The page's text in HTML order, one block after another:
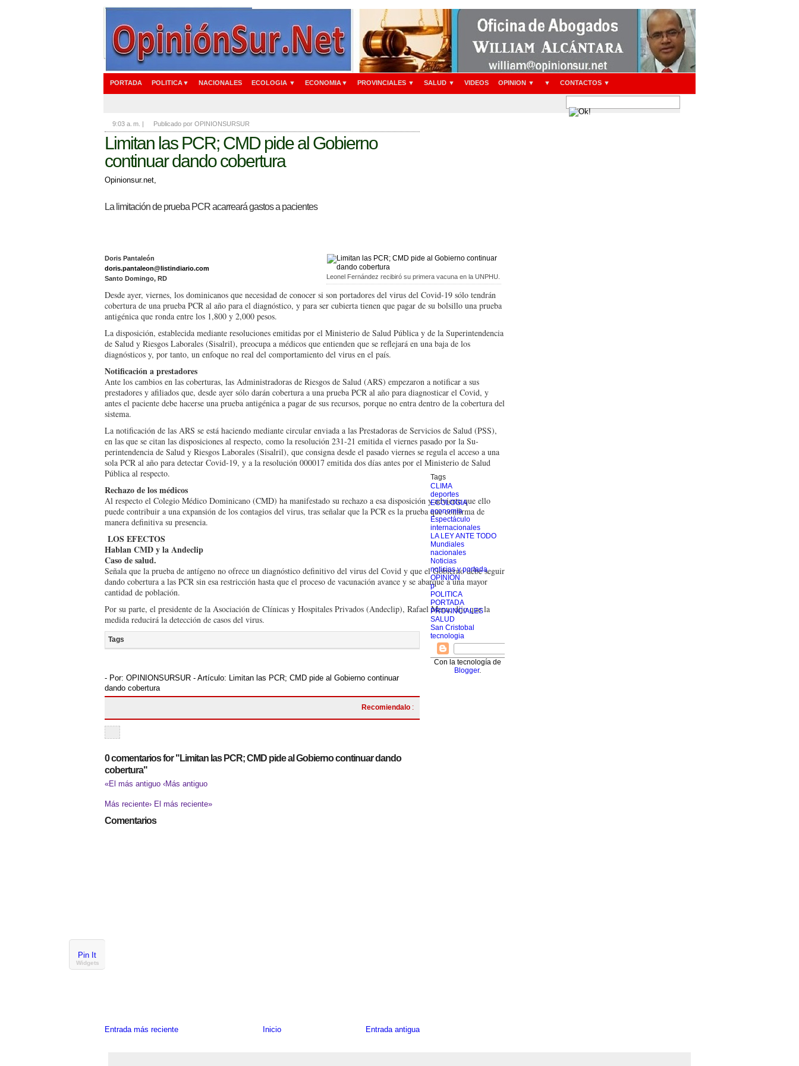
PORTADA POLITICA▼ NACIONALES ECOLOGIA ▼ ECONOMIA▼ PROVINCIALES ▼ SALUD ▼ VIDEOS OPINION ▼ ▼ CONTACTOS ▼
Pin It
Widgets
9:03 a. m. | Publicado por OPINIONSURSUR
Limitan las PCR; CMD pide al Gobierno
continuar dando cobertura
Opinionsur.net,
La limitación de prueba PCR acarreará gastos a pacientes
Leonel Fernández recibiró su primera vacuna en la UNPHU.
Doris Pantaleón
doris.pantaleon@listindiario.com
Santo Domingo, RD
Desde ayer, viernes, los do­minicanos que necesidad de conocer si son portado­res del virus del Covid-19 sólo tendrán
cobertura de una prueba PCR al año pa­ra el diagnóstico, y para ser cubierta tienen que pagar de su bolsillo una prueba
antigénica que ronda entre los 1,800 y 2,000 pesos.
La disposición, estableci­da mediante resoluciones emitidas por el Ministerio de Salud Pública y de la Su­perintendencia
de Salud y Riesgos Laborales (Sisalril), preocupa a médicos que en­tienden que se reflejará en una baja de los
diagnósti­cos y, por tanto, un enfoque no real del comportamiento del virus en el país.
Notificación a prestadores
Ante los cambios en las co­berturas, las Administra­doras de Riesgos de Salud (ARS) empezaron a notifi­car a sus
prestadores y afi­liados que, desde ayer sólo darán cobertura a una prue­ba PCR al año para diagnos­ticar el Covid, y
antes el paciente debe hacerse una prueba antigénica a pagar de sus recursos, porque no entra dentro de la cobertura del
sistema.
La notificación de las ARS se está haciendo me­diante circular enviada a las Prestadoras de Servi­cios de Salud (PSS),
en las que se citan las disposicio­nes al respecto, como la resolución 231-21 emitida el viernes pasado por la Su­
perintendencia de Salud y Riesgos Laborales (Sisalril), que consigna desde el pasa­do viernes se regula el ac­ceso a una
sola PCR al año para detectar Covid-19, y a la resolución 000017 emiti­da dos días antes por el Mi­nisterio de Salud
Pública al respecto.
Rechazo de los médicos
Al respecto el Colegio Mé­dico Dominicano (CMD) ha manifestado su rechazo a esa disposición y advierte que ello
puede contribuir a una expansión de los con­tagios del virus, tras seña­lar que la PCR es la prue­ba que confirma de
manera definitiva su presencia.
LOS EFECTOS
Hablan CMD y la Andeclip
Caso de salud.
Señala que la prueba de antígeno no ofrece un diagnóstico definitivo del virus del Covid y que el Gobierno debe seguir
dando cobertura a las PCR sin esa restricción hasta que el proceso de vacunación avance y se abarque a una mayor
cantidad de población.
Por su parte, el presiden­te de la Asociación de Clínicas y Hospitales Pri­vados (Andeclip), Rafael Mena, dijo que la
medi­da reducirá la detección de casos del virus.
Tags
- Por: OPINIONSURSUR - Artículo: Limitan las PCR; CMD pide al Gobierno continuar
dando cobertura
Recomiendalo :
0 comentarios for "Limitan las PCR; CMD pide al Gobierno continuar dando
cobertura"
«El más antiguo ‹Más antiguo
Más reciente› El más reciente»
Comentarios
Entrada más reciente Entrada antigua
Inicio
Tags
CLIMA
deportes
ECOLOGIA
economia
Espectáculo
internacionales
LA LEY ANTE TODO
Mundiales
nacionales
Noticias
noticias y portada
OPINION
p
POLITICA
PORTADA
PROVINCIALES
SALUD
San Cristobal
tecnologia
Con la tecnología de
Blogger.